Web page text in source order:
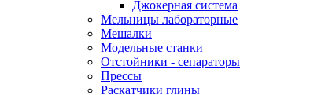
Джокерная система
Мельницы лабораторные
Мешалки
Модельные станки
Отстойники - сепараторы
Прессы
Раскатчики глины